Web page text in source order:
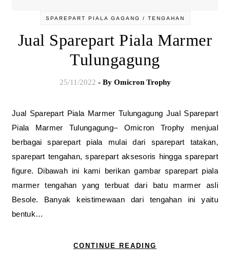
SPAREPART PIALA GAGANG / TENGAHAN
Jual Sparepart Piala Marmer
Tulungagung
25/11/2022 - By Omicron Trophy
Jual Sparepart Piala Marmer Tulungagung Jual Sparepart
Piala Marmer Tulungagung– Omicron Trophy menjual
berbagai sparepart piala mulai dari sparepart tatakan,
sparepart tengahan, sparepart aksesoris hingga sparepart
figure. Dibawah ini kami berikan gambar sparepart piala
marmer tengahan yang terbuat dari batu marmer asli
Besole. Banyak keistimewaan dari tengahan ini yaitu
bentuk…
CONTINUE READING